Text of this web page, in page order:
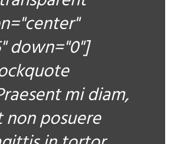
down="0"]
mi diam,
posuere